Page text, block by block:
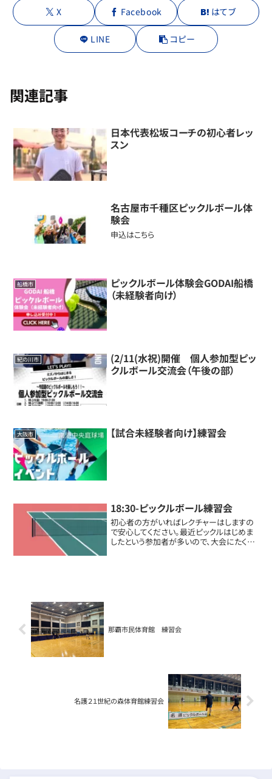
X Facebook はてブ
LINE コピー
関連記事
日本代表松坂コーチの初心者レッ
スン
名古屋市千種区ピックルボール体
験会
申込はこちら
船橋市
ピックルボール体験会GODAI船橋
（未経験者向け）
紀の川市
(2/11(水祝)開催 個人参加型ピッ
クルボール交流会（午後の部）
大阪市 【試合未経験者向け】練習会
18:30-ピックルボール練習会
初心者の方がいればレクチャーはしますの
で安心してください。最近ピックルはじめま
したという参加者が多いので、大会にたくさ
那覇市民体育館 練習会
名護２１世紀の森体育館練習会